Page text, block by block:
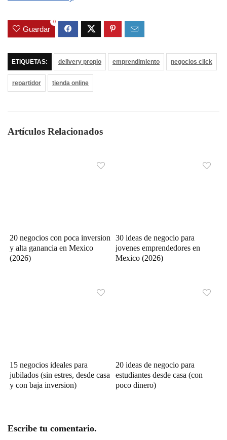
Guardar
0
ETIQUETAS: delivery propio emprendimiento negocios click
repartidor tienda online
Artículos Relacionados
20 negocios con poca inversion
y alta ganancia en Mexico
(2026)
30 ideas de negocio para
jovenes emprendedores en
Mexico (2026)
15 negocios ideales para
jubilados (sin estres, desde casa
y con baja inversion)
20 ideas de negocio para
estudiantes desde casa (con
poco dinero)
Escribe tu comentario.